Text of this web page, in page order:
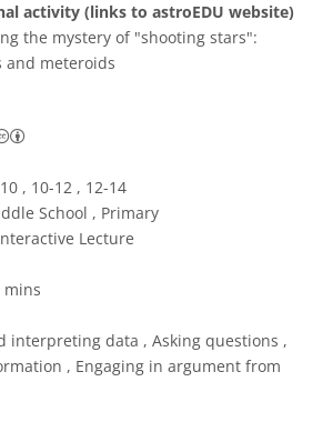
activity (links to astroEDU website)
the mystery of "shooting stars":
and meteroids
Creative Commons Reconocimiento 4.0
, 10-12 , 12-14
School , Primary
Lecture
mins
interpreting data , Asking questions ,
, Engaging in argument from